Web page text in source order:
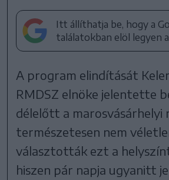
Itt állíthatja be, hogy a
találatokban elöl legyen
A program elindítását
RMDSZ elnöke jelentette
délelőtt a marosvásárhelyi
természetesen nem
választották ezt a
hiszen pár napja ugyanitt